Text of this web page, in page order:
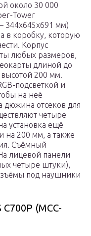
около 30 000
Tower
344x645x691 мм)
в коробку, которую
Корпус
любых размеров,
длиной до
200 мм.
подсветкой и
на неё
дюжина отсеков для
четыре
установка ещё
на 200 мм, а также
Съёмный
лицевой панели
четыре штуки),
под наушники
(MCC-